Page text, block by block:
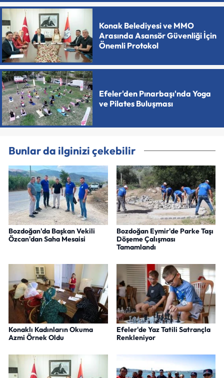
Konak Belediyesi ve MMO
Arasında Asansör Güvenliği İçin
Önemli Protokol
Efeler'den Pınarbaşı'nda Yoga
ve Pilates Buluşması
Bunlar da ilginizi çekebilir
Bozdoğan'da Başkan Vekili
Özcan'dan Saha Mesaisi
Bozdoğan Eymir'de Parke Taşı
Döşeme Çalışması
Tamamlandı
Konaklı Kadınların Okuma
Azmi Örnek Oldu
Efeler'de Yaz Tatili Satrançla
Renkleniyor